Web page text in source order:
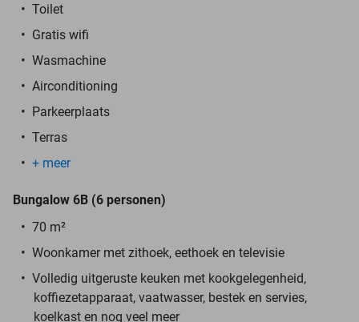
Toilet
Gratis wifi
Wasmachine
Airconditioning
Parkeerplaats
Terras
+ meer
Bungalow 6B (6 personen)
70 m²
Woonkamer met zithoek, eethoek en televisie
Volledig uitgeruste keuken met kookgelegenheid,
koffiezetapparaat, vaatwasser, bestek en servies,
koelkast en nog veel meer